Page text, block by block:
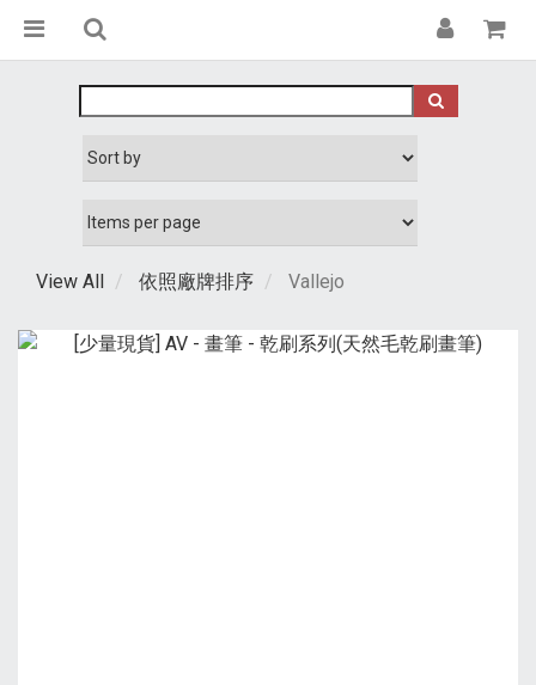
View All 依照廠牌排序 Vallejo